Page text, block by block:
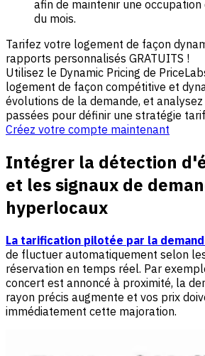
afin de maintenir une
du mois.
Tarifez votre logement de façon
rapports personnalisés GRATUITS !
Utilisez le Dynamic Pricing de
logement de façon compétitive et
évolutions de la demande, et
passées pour définir une stratégie
Créez votre compte maintenant
Intégrer la détection
et les signaux de
hyperlocaux
La tarification pilotée par la
de fluctuer automatiquement selon
réservation en temps réel. Par
concert est annoncé à proximité, la
rayon précis augmente et vos prix
immédiatement cette majoration.